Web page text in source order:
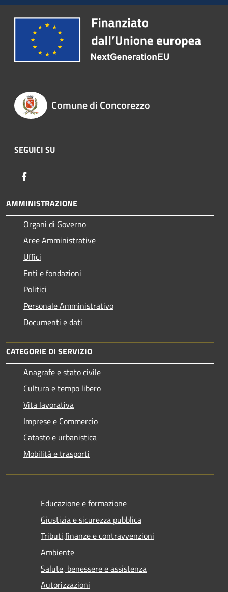
Comune di Concorezzo
SEGUICI SU
AMMINISTRAZIONE
Organi di Governo
Aree Amministrative
Uffici
Enti e fondazioni
Politici
Personale Amministrativo
Documenti e dati
CATEGORIE DI SERVIZIO
Anagrafe e stato civile
Cultura e tempo libero
Vita lavorativa
Imprese e Commercio
Catasto e urbanistica
Mobilità e trasporti
Educazione e formazione
Giustizia e sicurezza pubblica
Tributi,finanze e contravvenzioni
Ambiente
Salute, benessere e assistenza
Autorizzazioni